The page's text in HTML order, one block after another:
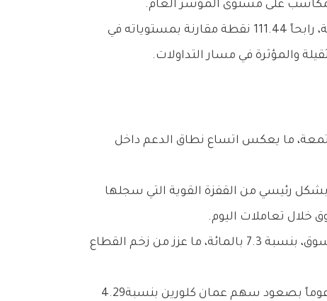
وفي‭ ‬المرتبة‭ ‬الثانية‭ ‬من‭ ‬حيث‭ ‬الأداء‭ ‬القطاعي،‭ ‬جاء‭ ‬قطاع‭ ‬الصناعة‭ ‬الذي‭ ‬سجل‭ ‬ارتفاعاً‭ ‬بنسبة‭ ‬0.52‭ ‬بالمائة،‭ ‬مدعوماً‭ ‬بصعود‭ ‬سهم‭ ‬عمان‭ ‬كلورين‭ ‬بنسبة‭ ‬4‭.‬29‭